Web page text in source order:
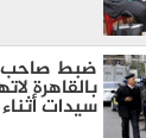
ضبط صاحب
سيدات